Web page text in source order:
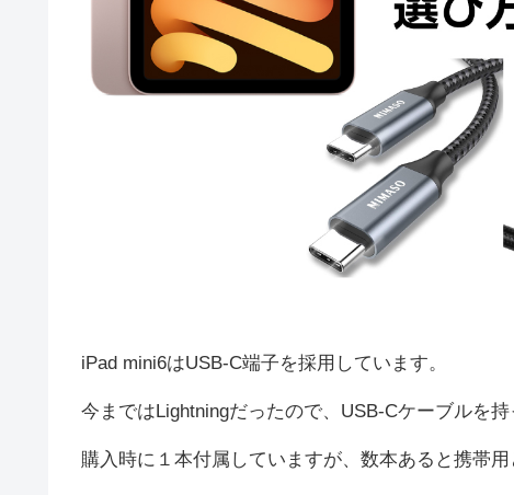
iPad mini6はUSB-C端子を採用しています。
今まではLightningだったので、USB-Cケーブルを
購入時に１本付属していますが、数本あると携帯